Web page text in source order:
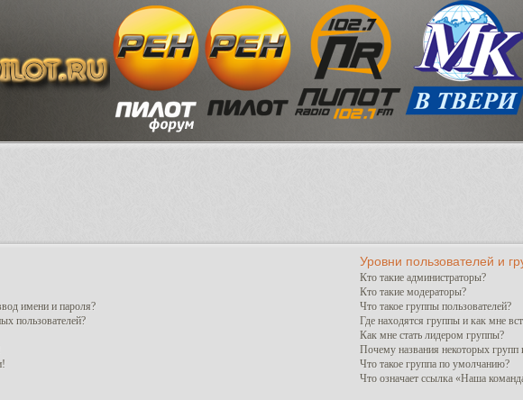
имени и пароля?
пользователей?
Уровни пользователей и
Кто такие администраторы?
Кто такие модераторы?
Что такое группы пользователей?
Где находятся группы и как мне
Как мне стать лидером группы?
Почему названия некоторых групп
Что такое группа по умолчанию?
Что означает ссылка «Наша